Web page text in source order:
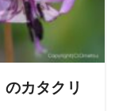
カタクリ